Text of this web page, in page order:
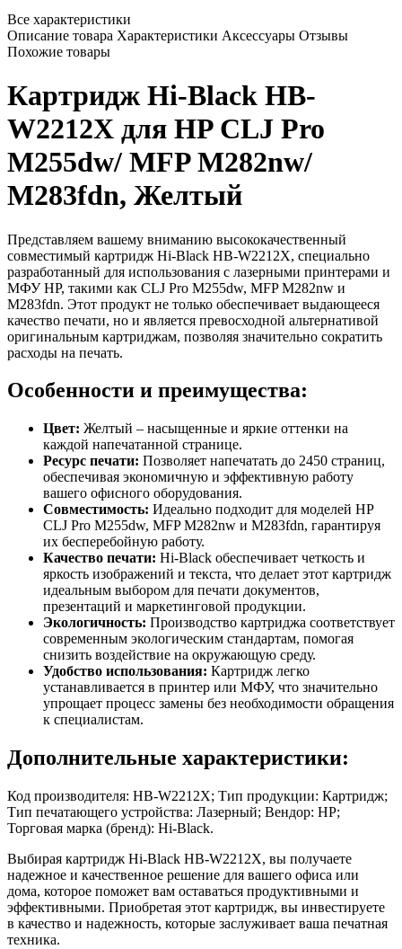
Все характеристики
Описание товара Характеристики Аксессуары Отзывы
Похожие товары
Картридж Hi-Black HB-
W2212X для HP CLJ Pro
M255dw/ MFP M282nw/
M283fdn, Желтый
Представляем вашему вниманию высококачественный
совместимый картридж Hi-Black HB-W2212X, специально
разработанный для использования с лазерными принтерами и
МФУ HP, такими как CLJ Pro M255dw, MFP M282nw и
M283fdn. Этот продукт не только обеспечивает выдающееся
качество печати, но и является превосходной альтернативой
оригинальным картриджам, позволяя значительно сократить
расходы на печать.
Особенности и преимущества:
Цвет: Желтый – насыщенные и яркие оттенки на
каждой напечатанной странице.
Ресурс печати: Позволяет напечатать до 2450 страниц,
обеспечивая экономичную и эффективную работу
вашего офисного оборудования.
Совместимость: Идеально подходит для моделей HP
CLJ Pro M255dw, MFP M282nw и M283fdn, гарантируя
их бесперебойную работу.
Качество печати: Hi-Black обеспечивает четкость и
яркость изображений и текста, что делает этот картридж
идеальным выбором для печати документов,
презентаций и маркетинговой продукции.
Экологичность: Производство картриджа соответствует
современным экологическим стандартам, помогая
снизить воздействие на окружающую среду.
Удобство использования: Картридж легко
устанавливается в принтер или МФУ, что значительно
упрощает процесс замены без необходимости обращения
к специалистам.
Дополнительные характеристики:
Код производителя: HB-W2212X; Тип продукции: Картридж;
Тип печатающего устройства: Лазерный; Вендор: HP;
Торговая марка (бренд): Hi-Black.
Выбирая картридж Hi-Black HB-W2212X, вы получаете
надежное и качественное решение для вашего офиса или
дома, которое поможет вам оставаться продуктивными и
эффективными. Приобретая этот картридж, вы инвестируете
в качество и надежность, которые заслуживает ваша печатная
техника.